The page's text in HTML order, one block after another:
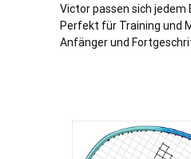
Victor passen sich jedem
Perfekt für Training und
Anfänger und